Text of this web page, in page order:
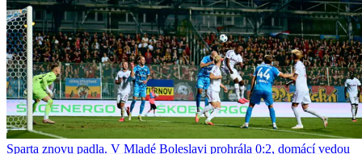
Sparta znovu padla. V Mladé Boleslavi prohrála 0:2, domácí vedou